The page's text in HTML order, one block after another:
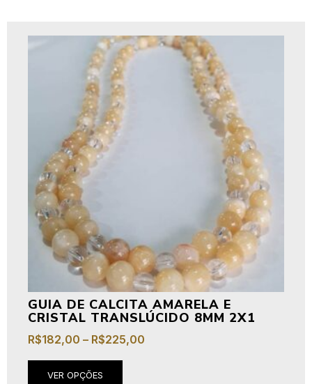
GUIA DE CALCITA AMARELA E
CRISTAL TRANSLÚCIDO 8MM 2X1
R$182,00 – R$225,00
VER OPÇÕES